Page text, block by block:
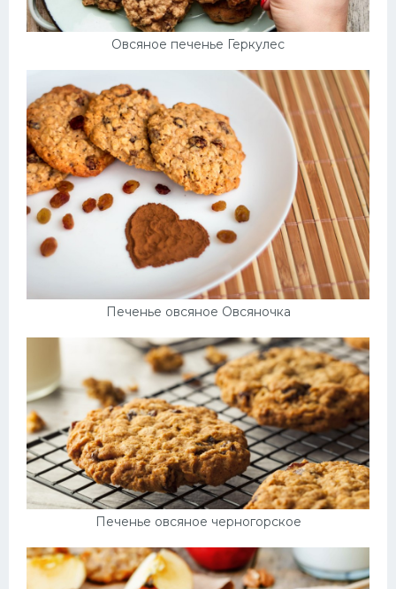
Овсяное печенье Геркулес
Печенье овсяное Овсяночка
Печенье овсяное черногорское